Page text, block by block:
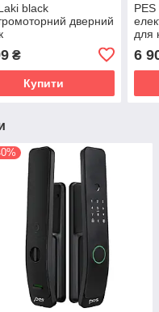
black
дверний
₴
Купити
для
6